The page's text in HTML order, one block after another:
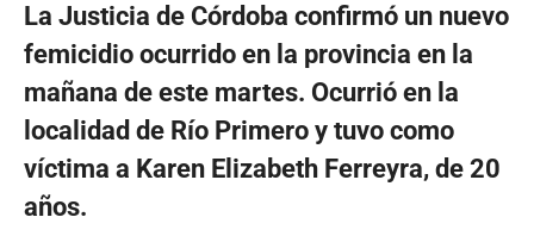
La Justicia de Córdoba confirmó un nuevo
femicidio ocurrido en la provincia en la
mañana de este martes. Ocurrió en la
localidad de Río Primero y tuvo como
víctima a Karen Elizabeth Ferreyra, de 20
años.